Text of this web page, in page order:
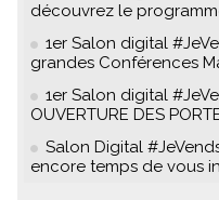
découvrez le
1er Salon digital
grandes Conférences
1er Salon digital
OUVERTURE DES
Salon Digital
encore temps de vous